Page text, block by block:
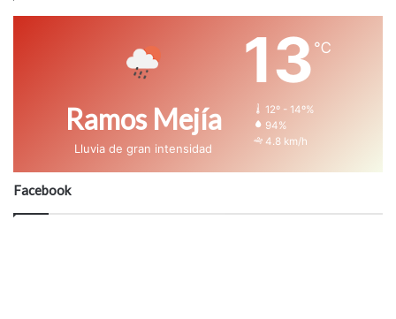
Ramos Mejía
Lluvia de gran intensidad
13 ℃
12º - 14º%
94%
4.8 km/h
Facebook